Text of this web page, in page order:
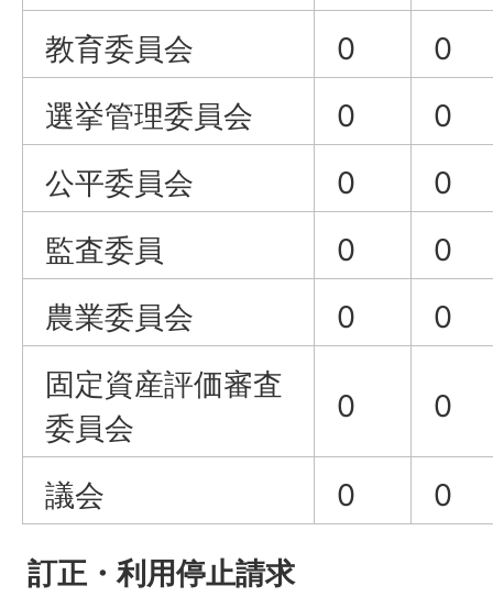
教育委員会
0
0
選挙管理委員会
0
0
公平委員会
0
0
監査委員
0
0
農業委員会
0
0
固定資産評価審査
委員会
0 0
議会 0 0
訂正・利用停止請求